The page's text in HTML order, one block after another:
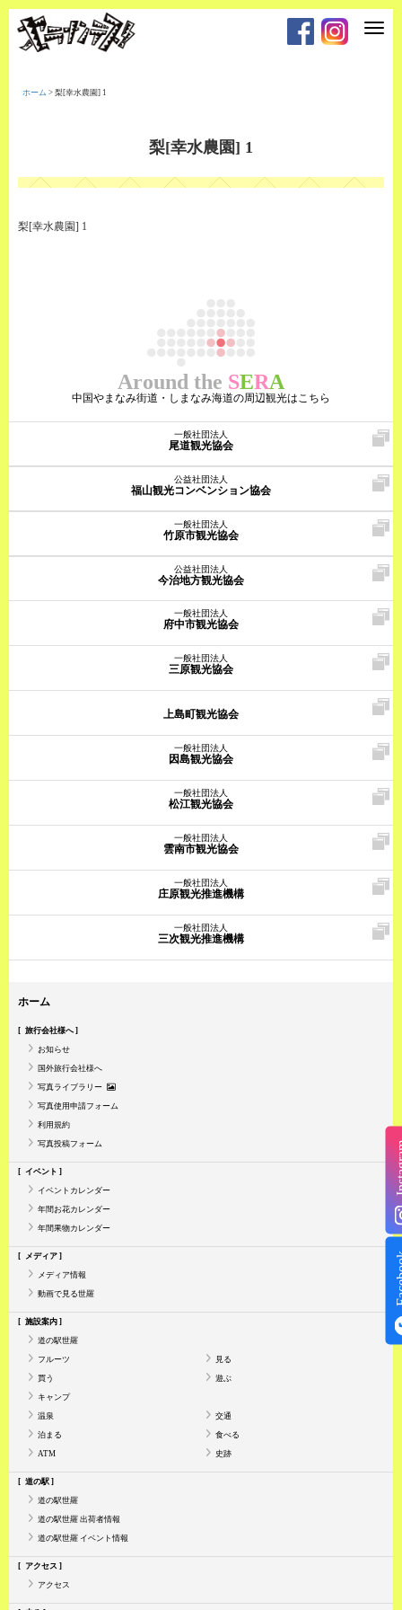
T
t
i
ホーム > 梨[幸水農園] 1
梨[幸水農園] 1
梨[幸水農園] 1
Around the SERA
中国やまなみ街道・しまなみ海道の周辺観光はこちら
一般社団法人
尾道観光協会
公益社団法人
福山観光コンベンション協会
一般社団法人
竹原市観光協会
公益社団法人
今治地方観光協会
一般社団法人
府中市観光協会
一般社団法人
三原観光協会
上島町観光協会
一般社団法人
因島観光協会
一般社団法人
松江観光協会
一般社団法人
雲南市観光協会
一般社団法人
庄原観光推進機構
一般社団法人
三次観光推進機構
ホーム
旅行会社様へ
お知らせ
国外旅行会社様へ
写真ライブラリー
写真使用申請フォーム
利用規約
写真投稿フォーム
イベント
イベントカレンダー
年間お花カレンダー
年間果物カレンダー
メディア
メディア情報
動画で見る世羅
施設案内
道の駅世羅
フルーツ 見る
買う 遊ぶ
キャンプ
温泉 交通
泊まる 食べる
ATM 史跡
道の駅
道の駅世羅
道の駅世羅 出荷者情報
道の駅世羅 イベント情報
アクセス
アクセス